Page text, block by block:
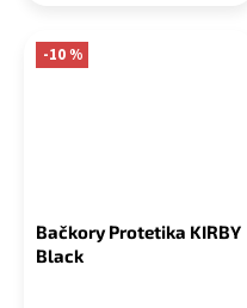
-10 %
Bačkory Protetika KIRBY
Black